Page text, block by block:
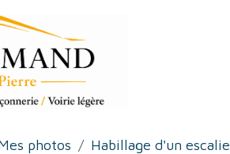
photos Habillage d'un